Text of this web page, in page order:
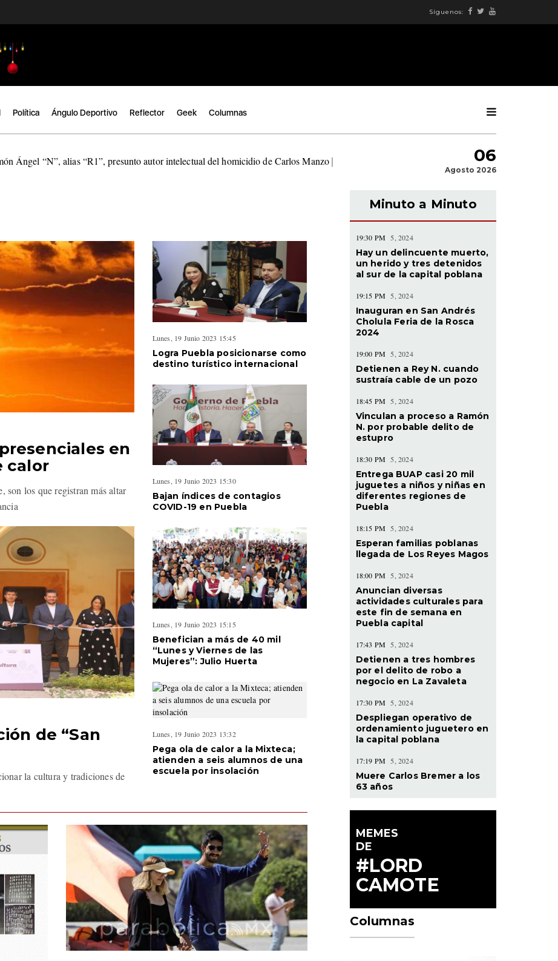
Síguenos:
Política Ángulo Deportivo Reflector Geek Columnas
Ángel “N”, alias “R1”, presunto autor intelectual del homicidio de Carlos Manzo| 06
Agosto 2026
en
calor
los que registran más altar
de “San
la cultura y tradiciones de
Lunes, 19 Junio 2023 15:45
Logra Puebla posicionarse como
destino turístico internacional
Lunes, 19 Junio 2023 15:30
Bajan índices de contagios
COVID-19 en Puebla
Lunes, 19 Junio 2023 15:15
Benefician a más de 40 mil
“Lunes y Viernes de las
Mujeres”: Julio Huerta
Lunes, 19 Junio 2023 13:32
Pega ola de calor a la Mixteca;
atienden a seis alumnos de una
escuela por insolación
Minuto a Minuto
19:30 PM 5, 2024
Hay un delincuente muerto,
un herido y tres detenidos
al sur de la capital poblana
19:15 PM 5, 2024
Inauguran en San Andrés
Cholula Feria de la Rosca
2024
19:00 PM 5, 2024
Detienen a Rey N. cuando
sustraía cable de un pozo
18:45 PM 5, 2024
Vinculan a proceso a Ramón
N. por probable delito de
estupro
18:30 PM 5, 2024
Entrega BUAP casi 20 mil
juguetes a niños y niñas en
diferentes regiones de
Puebla
18:15 PM 5, 2024
Esperan familias poblanas
llegada de Los Reyes Magos
18:00 PM 5, 2024
Anuncian diversas
actividades culturales para
este fin de semana en
Puebla capital
17:43 PM 5, 2024
Detienen a tres hombres
por el delito de robo a
negocio en La Zavaleta
17:30 PM 5, 2024
Despliegan operativo de
ordenamiento juguetero en
la capital poblana
17:19 PM 5, 2024
Muere Carlos Bremer a los
63 años
MEMES
DE
#LORD
CAMOTE
Columnas